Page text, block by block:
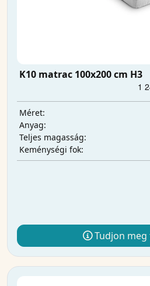
K10 matrac 100x200 cm H3
Méret:
Anyag:
Teljes magasság:
Keménységi fok:
Tudjon meg